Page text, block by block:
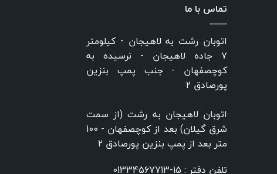
تماس با ما
اتوبان رشت به لاهیجان - کیلومتر
۷ جاده لاهیجان - نرسیده به
کوچصفهان - جنب پمپ بنزین
پورصادق ۲
اتوبان لاهیجان به رشت (از سمت
شرق گیلان) بعد از کوچصفهان - 100
متر بعد از پمپ بنزین پورصادق ۲
تلفن دفتر : 15-01334567713